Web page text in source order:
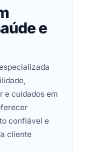
e
e cuidados em
confiável e
cliente